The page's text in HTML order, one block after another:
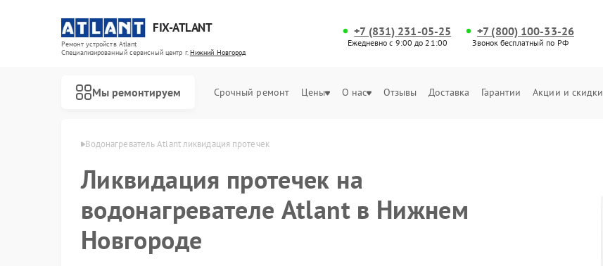
FIX-ATLANT
Ремонт устройств Atlant
Специализированный cервисный центр г.Нижний Новгород
+7 (831) 231-05-25
Ежедневно с 9:00 до 21:00
+7 (800) 100-33-26
Звонок бесплатный по РФ
Мы ремонтируем Срочный ремонт Цены О нас Отзывы Доставка Гарантии Акции и скидки
Водонагреватель Atlant ликвидация протечек
Ликвидация протечек на
водонагревателе Atlant в Нижнем
Новгороде